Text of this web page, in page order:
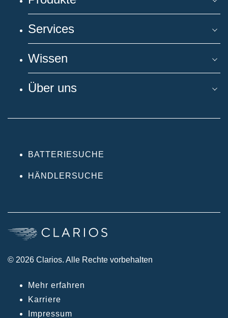
Services
Wissen
Über uns
BATTERIESUCHE
HÄNDLERSUCHE
© 2026 Clarios. Alle Rechte vorbehalten
Mehr erfahren
Karriere
Impressum